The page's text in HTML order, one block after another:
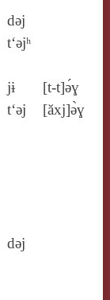
dǝj
t‘ǝjʰ
jɨ
t‘ǝj
[t‑t]ə́ɣ
[ăxj]ə̀ɣ
dǝj